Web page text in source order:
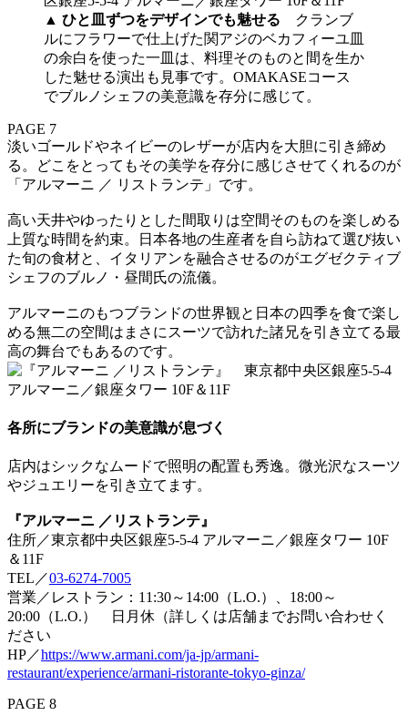
▲ ひと皿ずつをデザインでも魅せる
クランブ
ルにフラワーで仕上げた関アジのベカフィーユ皿
の余白を使った一皿は、料理そのものと間を生か
した魅せる演出も見事です。OMAKASEコース
でブルノシェフの美意識を存分に感じて。
PAGE 7
淡いゴールドやネイビーのレザーが店内を大胆に引き締め
る。どこをとってもその美学を存分に感じさせてくれるのが
「アルマーニ ／ リストランテ」です。
高い天井やゆったりとした間取りは空間そのものを楽しめる
上質な時間を約束。日本各地の生産者を自ら訪ねて選び抜い
た旬の食材と、イタリアンを融合させるのがエグゼクティブ
シェフのブルノ・昼間氏の流儀。
アルマーニのもつブランドの世界観と日本の四季を食で楽し
める無二の空間はまさにスーツで訪れた諸兄を引き立てる最
高の舞台でもあるのです。
各所にブランドの美意識が息づく
店内はシックなムードで照明の配置も秀逸。微光沢なスーツ
やジュエリーを引き立てます。
『アルマーニ ／リストランテ』
住所／東京都中央区銀座5-5-4 アルマーニ／銀座タワー 10F
＆11F
TEL／03-6274-7005
営業／レストラン：11:30～14:00（L.O.）、18:00～
20:00（L.O.） 日月休（詳しくは店舗までお問い合わせく
ださい
HP／https://www.armani.com/ja-jp/armani-
restaurant/experience/armani-ristorante-tokyo-ginza/
PAGE 8